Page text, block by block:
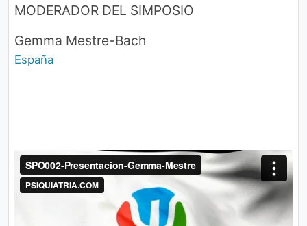
MODERADOR DEL SIMPOSIO
Gemma Mestre-Bach
España